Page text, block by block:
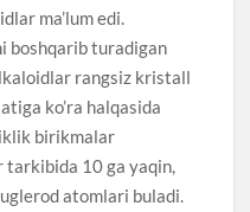
ma’lum edi.
boshqarib turadigan
rangsiz kristall
ko’ra halqasida
birikmalar
tarkibida 10 ga yaqin,
atomlari buladi.